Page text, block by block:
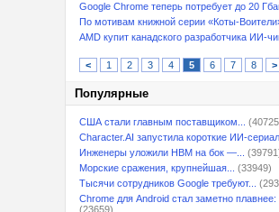
Google Chrome теперь потребует до 20
По мотивам книжной серии «Коты-
AMD купит канадского разработчика ИИ-
< 1 2 3 4 5 6 7 8 >
Популярные
США стали главным поставщиком...
Character.AI запустила короткие ИИ-
Инженеры уложили HBM на бок —...
Морские сражения, крупнейшая...
(33949)
Тысячи сотрудников Google требуют...
Chrome для Android стал заметно плавнее:
(23659)